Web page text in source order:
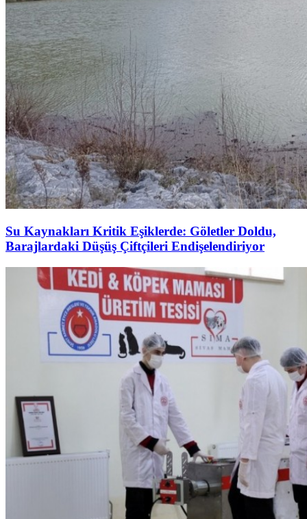
Su Kaynakları Kritik Eşiklerde: Göletler Doldu,
Barajlardaki Düşüş Çiftçileri Endişelendiriyor